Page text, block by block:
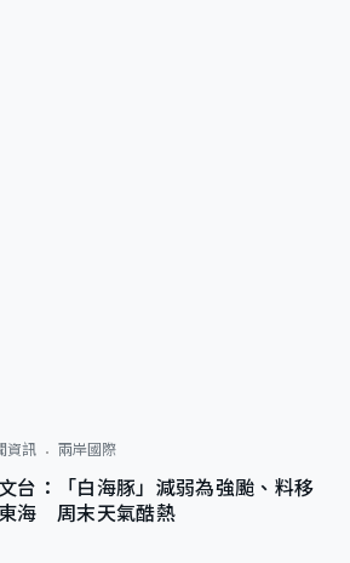
資訊 兩岸國際
台：「白海豚」減弱為強颱、料移
海 周末天氣酷熱